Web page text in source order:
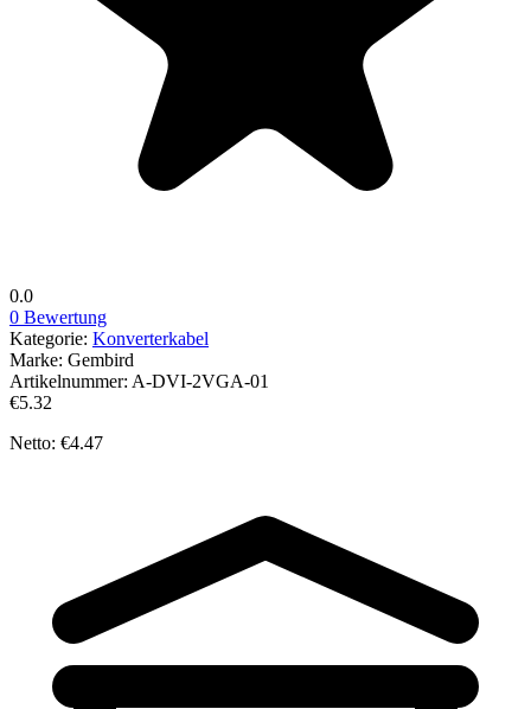
0.0
0 Bewertung
Kategorie: Konverterkabel
Marke: Gembird
Artikelnummer: A-DVI-2VGA-01
€5.32
Netto: €4.47